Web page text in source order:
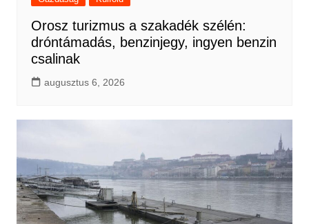
Orosz turizmus a szakadék szélén:
dróntámadás, benzinjegy, ingyen benzin
csalinak
augusztus 6, 2026